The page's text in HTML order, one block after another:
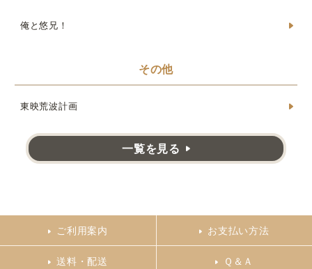
俺と悠兄！
その他
東映荒波計画
一覧を見る
ご利用案内 お支払い方法
送料・配送 Ｑ＆Ａ